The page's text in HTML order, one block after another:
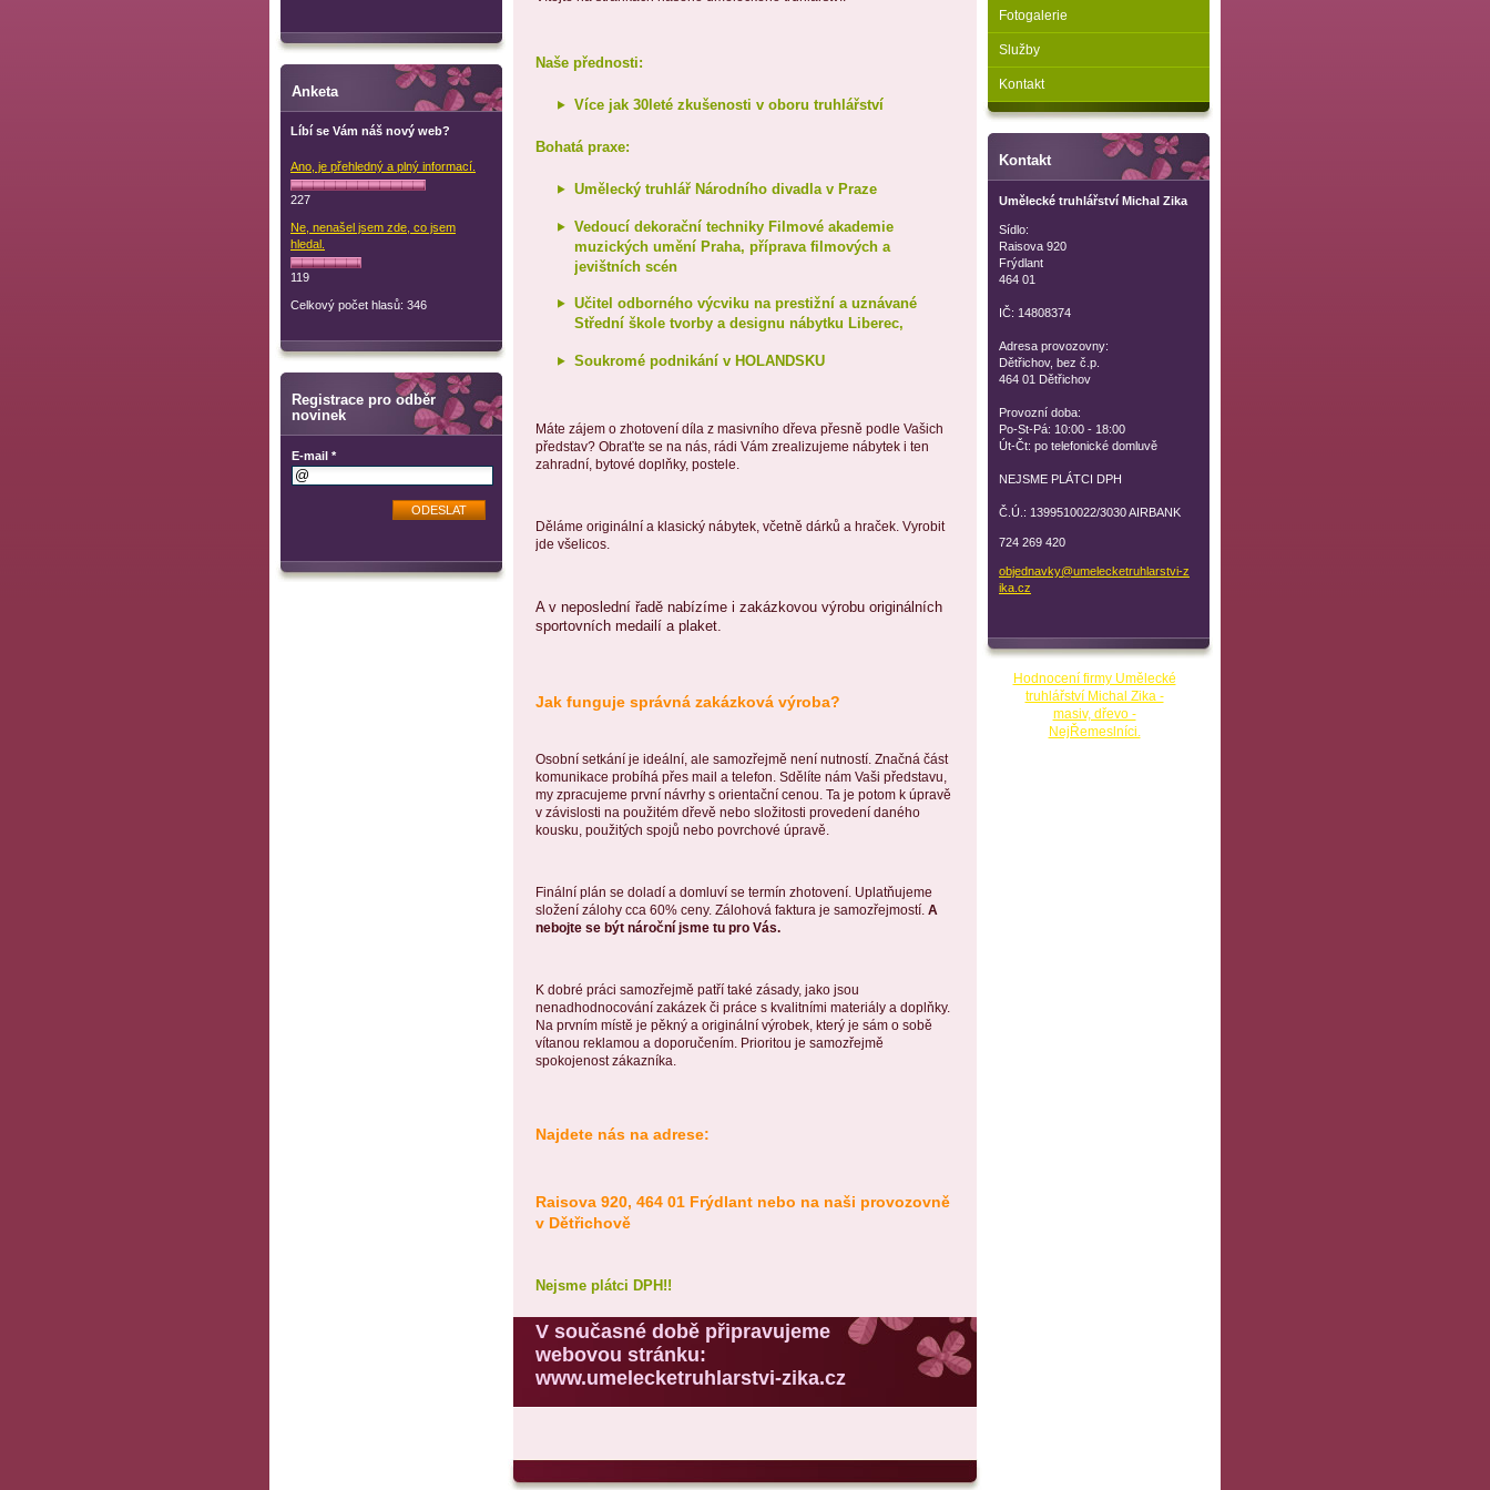
Naše přednosti:
Více jak 30leté zkušenosti v oboru truhlářství
Bohatá praxe:
Umělecký truhlář Národního divadla v Praze
Vedoucí dekorační techniky Filmové akademie
muzických umění Praha, příprava filmových a
jevištních scén
Učitel odborného výcviku na prestižní a uznávané
Střední škole tvorby a designu nábytku Liberec,
Soukromé podnikání v HOLANDSKU
Máte zájem o zhotovení díla z masivního dřeva přesně podle Vašich
představ? Obraťte se na nás, rádi Vám zrealizujeme nábytek i ten
zahradní, bytové doplňky, postele.
Děláme originální a klasický nábytek, včetně dárků a hraček. Vyrobit
jde všelicos.
A v neposlední řadě nabízíme i zakázkovou výrobu originálních
sportovních medailí a plaket.
Jak funguje správná zakázková výroba?
Osobní setkání je ideální, ale samozřejmě není nutností. Značná část
komunikace probíhá přes mail a telefon. Sdělíte nám Vaši představu,
my zpracujeme první návrhy s orientační cenou. Ta je potom k úpravě
v závislosti na použitém dřevě nebo složitosti provedení daného
kousku, použitých spojů nebo povrchové úpravě.
Finální plán se doladí a domluví se termín zhotovení. Uplatňujeme
složení zálohy cca 60% ceny. Zálohová faktura je samozřejmostí. A
nebojte se být nároční jsme tu pro Vás.
K dobré práci samozřejmě patří také zásady, jako jsou
nenadhodnocování zakázek či práce s kvalitními materiály a doplňky.
Na prvním místě je pěkný a originální výrobek, který je sám o sobě
vítanou reklamou a doporučením. Prioritou je samozřejmě
spokojenost zákazníka.
Najdete nás na adrese:
Raisova 920, 464 01 Frýdlant nebo na naši provozovně
v Dětřichově
Nejsme plátci DPH!!
V současné době připravujeme
webovou stránku:
www.umelecketruhlarstvi-zika.cz
Anketa
Líbí se Vám náš nový web?
Ano, je přehledný a plný informací.
227
Ne, nenašel jsem zde, co jsem
hledal.
119
Celkový počet hlasů: 346
Registrace pro odběr
novinek
E-mail *
Fotogalerie
Služby
Kontakt
Kontakt
Umělecké truhlářství Michal Zika
Sídlo:
Raisova 920
Frýdlant
464 01
IČ: 14808374
Adresa provozovny:
Dětřichov, bez č.p.
464 01 Dětřichov
Provozní doba:
Po-St-Pá: 10:00 - 18:00
Út-Čt: po telefonické domluvě
NEJSME PLÁTCI DPH
Č.Ú.: 1399510022/3030 AIRBANK
724 269 420
objednavky@umelecketruhlarstvi-z
ika.cz
Hodnocení firmy Umělecké
truhlářství Michal Zika -
masiv, dřevo -
NejŘemeslníci.